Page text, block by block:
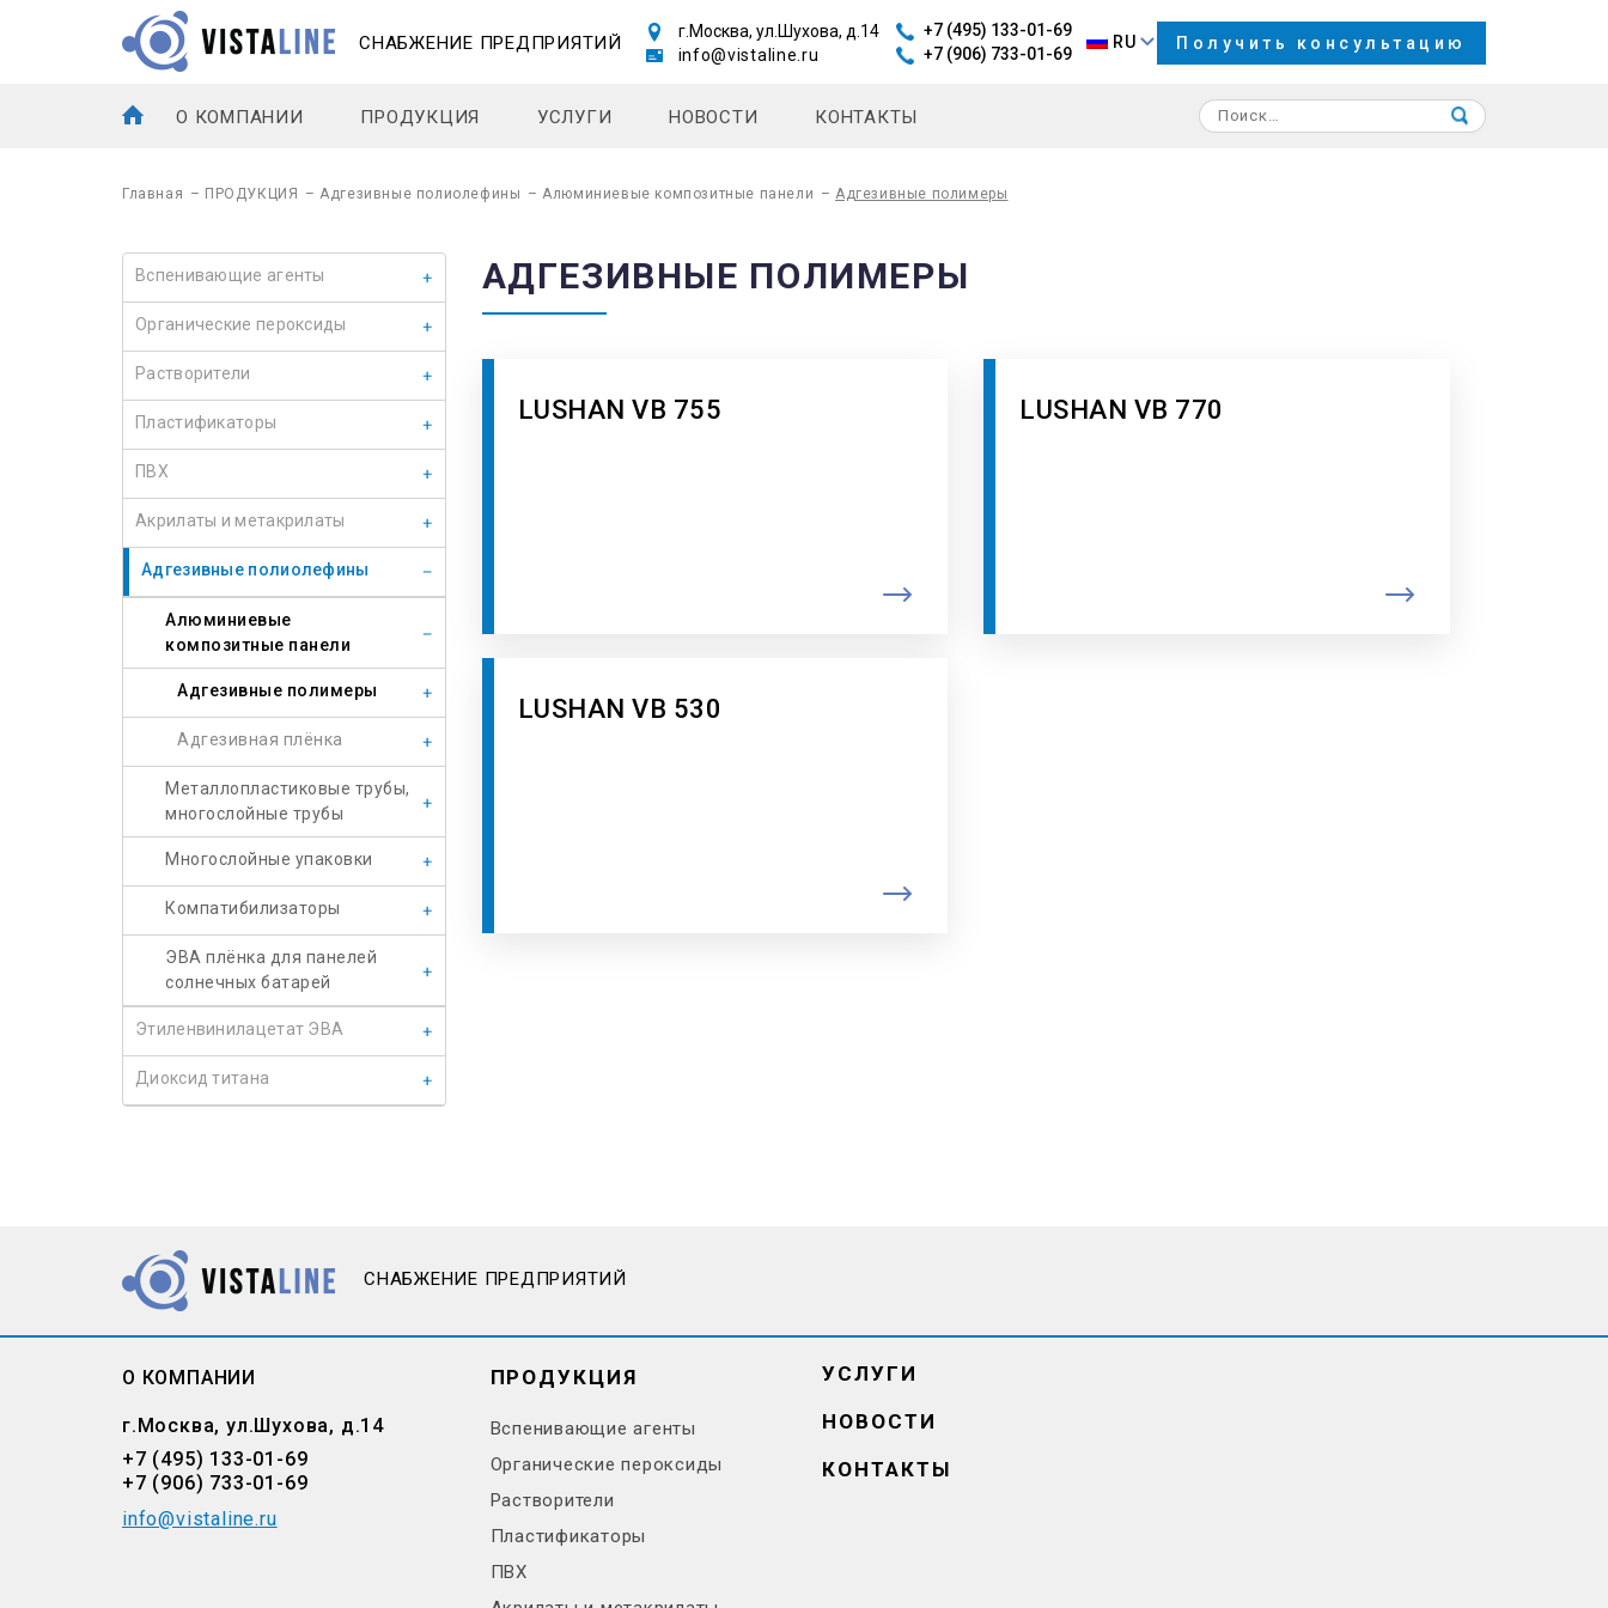
СНАБЖЕНИЕ ПРЕДПРИЯТИЙ
г.Москва, ул.Шухова, д.14
info@vistaline.ru
+7 (495) 133-01-69
+7 (906) 733-01-69
RU Получить консультацию
О КОМПАНИИ ПРОДУКЦИЯ УСЛУГИ НОВОСТИ КОНТАКТЫ
Главная – ПРОДУКЦИЯ –Адгезивные полиолефины –Алюминиевые композитные панели –Адгезивные полимеры
Вспенивающие агенты
Органические пероксиды
Растворители
Пластификаторы
ПВХ
Акрилаты и метакрилаты
Адгезивные полиолефины
Алюминиевые
композитные панели
Адгезивные полимеры
Адгезивная плёнка
Металлопластиковые трубы,
многослойные трубы
Многослойные упаковки
Компатибилизаторы
ЭВА плёнка для панелей
солнечных батарей
Этиленвинилацетат ЭВА
Диоксид титана
АДГЕЗИВНЫЕ ПОЛИМЕРЫ
LUSHAN VB 755 LUSHAN VB 770
LUSHAN VB 530
СНАБЖЕНИЕ ПРЕДПРИЯТИЙ
О КОМПАНИИ
г.Москва, ул.Шухова, д.14
+7 (495) 133-01-69
+7 (906) 733-01-69
info@vistaline.ru
ПРОДУКЦИЯ
Вспенивающие агенты
Органические пероксиды
Растворители
Пластификаторы
ПВХ
УСЛУГИ
НОВОСТИ
КОНТАКТЫ